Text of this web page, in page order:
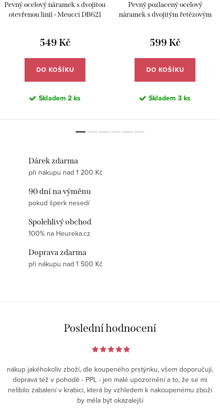
Pevný ocelový náramek s dvojitou
otevřenou linií - Meucci DB621
549 Kč
DO KOŠÍKU
Skladem 2 ks
Pevný pozlacený ocelový
náramek s dvojitým řetězovým
599 Kč
DO KOŠÍKU
Skladem 3 ks
Dárek zdarma
při nákupu nad 1 200 Kč
90 dní na výměnu
pokud šperk nesedí
Spolehlivý obchod
100% na Heureka.cz
Doprava zdarma
při nákupu nad 1 500 Kč
Poslední hodnocení
nákup jakéhokoliv zboží, dle koupeného prstýnku, všem doporučuji,
doprava též v pohodě - PPL - jen malé upozornění a to, že se mi
nelíbilo zabalení v krabici, která by vzhledem k nakoupenému zboží
by měla být okázalejší